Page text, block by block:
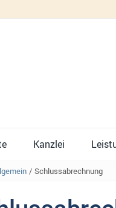
Kanzlei
/ Schlussabrechnung